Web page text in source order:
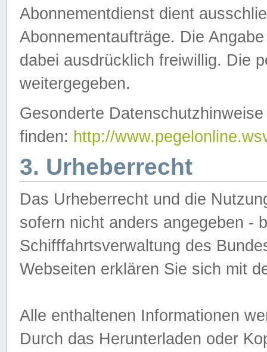
Abonnementdienst dient
Abonnementaufträge. Die
dabei ausdrücklich freiwillig. Die
weitergegeben.
Gesonderte
finden: http://
3. Urheberrecht
Das Urheberrecht und die
sofern nicht anders angegeben -
Schifffahrtsverwaltung des
Webseiten erklären Sie sich mit
Alle enthaltenen Informationen
Durch das Herunterladen oder